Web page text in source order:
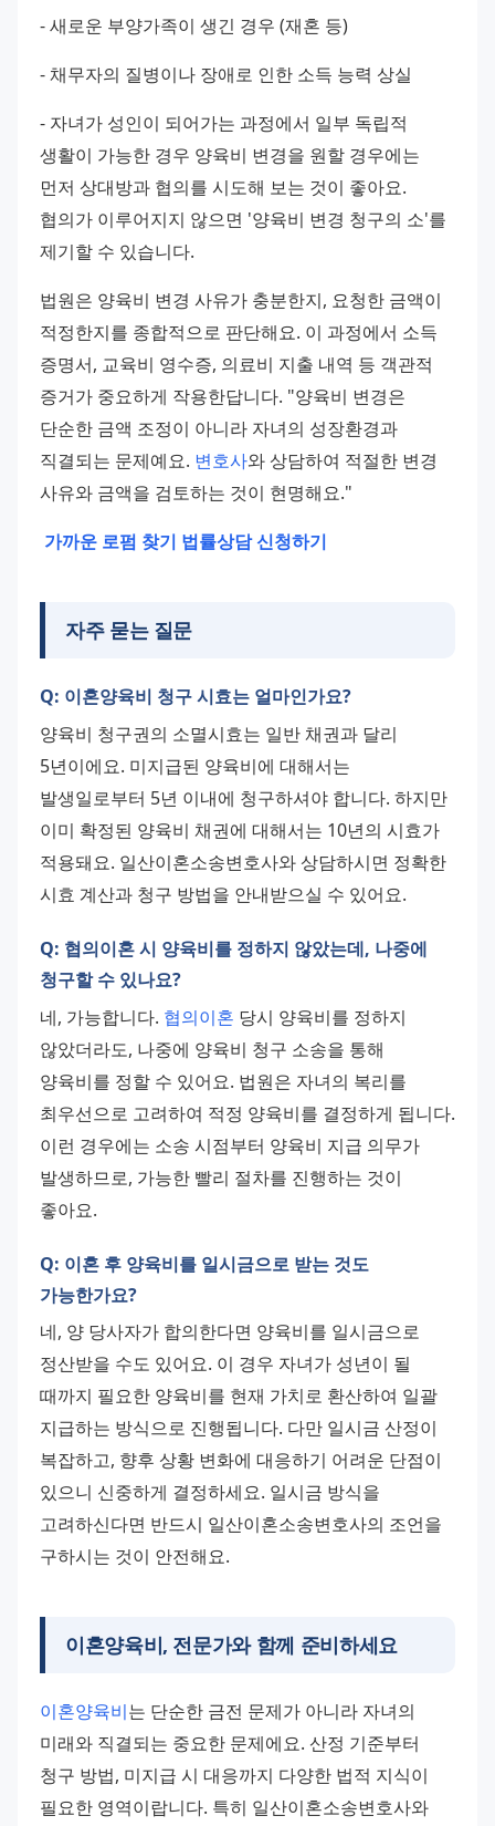
- 새로운 부양가족이 생긴 경우 (재혼 등)
- 채무자의 질병이나 장애로 인한 소득 능력 상실
- 자녀가 성인이 되어가는 과정에서 일부 독립적
생활이 가능한 경우 양육비 변경을 원할 경우에는
먼저 상대방과 협의를 시도해 보는 것이 좋아요.
협의가 이루어지지 않으면 '양육비 변경 청구의 소'를
제기할 수 있습니다.
법원은 양육비 변경 사유가 충분한지, 요청한 금액이
적정한지를 종합적으로 판단해요. 이 과정에서 소득
증명서, 교육비 영수증, 의료비 지출 내역 등 객관적
증거가 중요하게 작용한답니다. "양육비 변경은
단순한 금액 조정이 아니라 자녀의 성장환경과
직결되는 문제예요. 변호사와 상담하여 적절한 변경
사유와 금액을 검토하는 것이 현명해요."
가까운 로펌 찾기 법률상담 신청하기
자주 묻는 질문
Q: 이혼양육비 청구 시효는 얼마인가요?
양육비 청구권의 소멸시효는 일반 채권과 달리
5년이에요. 미지급된 양육비에 대해서는
발생일로부터 5년 이내에 청구하셔야 합니다. 하지만
이미 확정된 양육비 채권에 대해서는 10년의 시효가
적용돼요. 일산이혼소송변호사와 상담하시면 정확한
시효 계산과 청구 방법을 안내받으실 수 있어요.
Q: 협의이혼 시 양육비를 정하지 않았는데, 나중에
청구할 수 있나요?
네, 가능합니다. 협의이혼 당시 양육비를 정하지
않았더라도, 나중에 양육비 청구 소송을 통해
양육비를 정할 수 있어요. 법원은 자녀의 복리를
최우선으로 고려하여 적정 양육비를 결정하게 됩니다.
이런 경우에는 소송 시점부터 양육비 지급 의무가
발생하므로, 가능한 빨리 절차를 진행하는 것이
좋아요.
Q: 이혼 후 양육비를 일시금으로 받는 것도
가능한가요?
네, 양 당사자가 합의한다면 양육비를 일시금으로
정산받을 수도 있어요. 이 경우 자녀가 성년이 될
때까지 필요한 양육비를 현재 가치로 환산하여 일괄
지급하는 방식으로 진행됩니다. 다만 일시금 산정이
복잡하고, 향후 상황 변화에 대응하기 어려운 단점이
있으니 신중하게 결정하세요. 일시금 방식을
고려하신다면 반드시 일산이혼소송변호사의 조언을
구하시는 것이 안전해요.
이혼양육비, 전문가와 함께 준비하세요
이혼양육비는 단순한 금전 문제가 아니라 자녀의
미래와 직결되는 중요한 문제에요. 산정 기준부터
청구 방법, 미지급 시 대응까지 다양한 법적 지식이
필요한 영역이랍니다. 특히 일산이혼소송변호사와